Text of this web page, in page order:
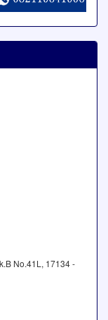
No.41L, 17134 -